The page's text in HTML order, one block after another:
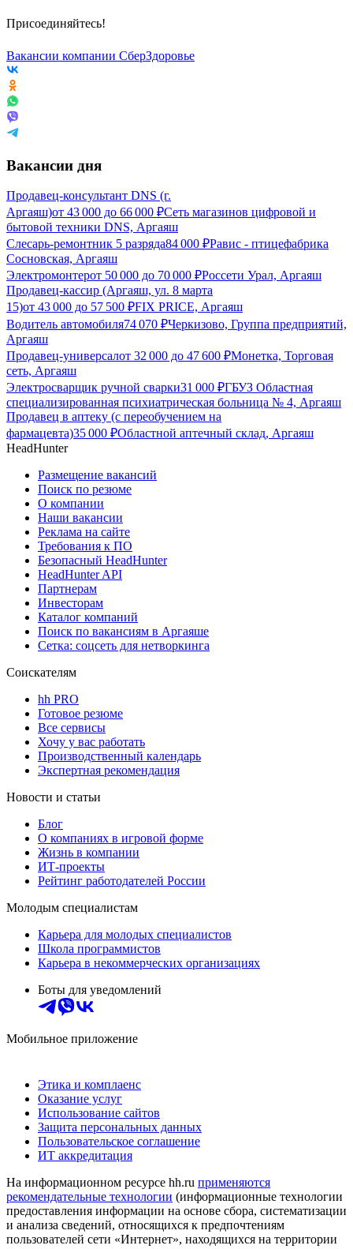
Присоединяйтесь!
Вакансии компании СберЗдоровье
Вакансии дня
Продавец-консультант DNS (г.
Аргаяш)от 43 000 до 66 000 ₽Сеть магазинов цифровой и
бытовой техники DNS, Аргаяш
Слесарь-ремонтник 5 разряда84 000 ₽Равис - птицефабрика
Сосновская, Аргаяш
Электромонтерот 50 000 до 70 000 ₽Россети Урал, Аргаяш
Продавец-кассир (Аргаяш, ул. 8 марта
15)от 43 000 до 57 500 ₽FIX PRICE, Аргаяш
Водитель автомобиля74 070 ₽Черкизово, Группа предприятий,
Аргаяш
Продавец-универсалот 32 000 до 47 600 ₽Монетка, Торговая
сеть, Аргаяш
Электросварщик ручной сварки31 000 ₽ГБУЗ Областная
специализированная психиатрическая больница № 4, Аргаяш
Продавец в аптеку (с переобучением на
фармацевта)35 000 ₽Областной аптечный склад, Аргаяш
HeadHunter
Размещение вакансий
Поиск по резюме
О компании
Наши вакансии
Реклама на сайте
Требования к ПО
Безопасный HeadHunter
HeadHunter API
Партнерам
Инвесторам
Каталог компаний
Поиск по вакансиям в Аргаяше
Сетка: соцсеть для нетворкинга
Соискателям
hh PRO
Готовое резюме
Все сервисы
Хочу у вас работать
Производственный календарь
Экспертная рекомендация
Новости и статьи
Блог
О компаниях в игровой форме
Жизнь в компании
ИТ-проекты
Рейтинг работодателей России
Молодым специалистам
Карьера для молодых специалистов
Школа программистов
Карьера в некоммерческих организациях
Боты для уведомлений
Мобильное приложение
Этика и комплаенс
Оказание услуг
Использование сайтов
Защита персональных данных
Пользовательское соглашение
ИТ аккредитация
На информационном ресурсе hh.ru применяются
рекомендательные технологии (информационные технологии
предоставления информации на основе сбора, систематизации
и анализа сведений, относящихся к предпочтениям
пользователей сети «Интернет», находящихся на территории